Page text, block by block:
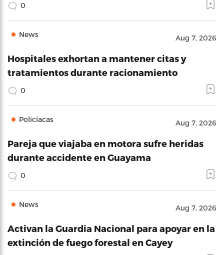
0
News Aug 7, 2026
Hospitales exhortan a mantener citas y
tratamientos durante racionamiento
0
Policíacas Aug 7, 2026
Pareja que viajaba en motora sufre heridas
durante accidente en Guayama
0
News Aug 7, 2026
Activan la Guardia Nacional para apoyar en la
extinción de fuego forestal en Cayey